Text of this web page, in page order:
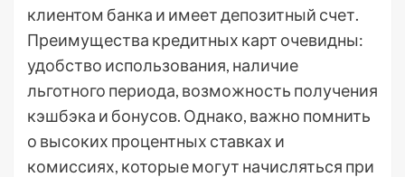
клиентом банка и имеет депозитный счет.
Преимущества кредитных карт очевидны:
удобство использования, наличие
льготного периода, возможность получения
кэшбэка и бонусов. Однако, важно помнить
о высоких процентных ставках и
комиссиях, которые могут начисляться при